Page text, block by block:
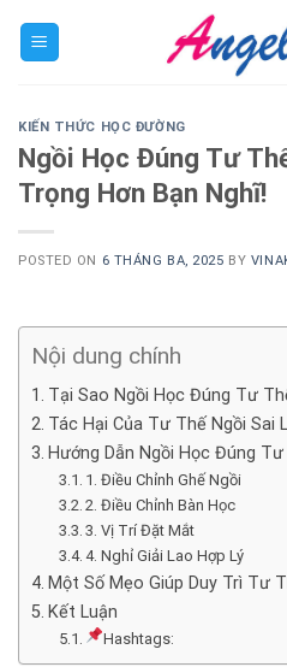
KIẾN THỨC HỌC ĐƯỜNG
Ngồi Học Đúng Tư
Trọng Hơn Bạn Nghĩ!
POSTED ON 6 THÁNG BA, 2025 BY
Nội dung chính
Tại Sao Ngồi Học Đúng Tư
Tác Hại Của Tư Thế Ngồi Sai
Hướng Dẫn Ngồi Học Đúng
1. Điều Chỉnh Ghế Ngồi
2. Điều Chỉnh Bàn Học
3. Vị Trí Đặt Mắt
4. Nghỉ Giải Lao Hợp Lý
Một Số Mẹo Giúp Duy Trì Tư
Kết Luận
Hashtags: